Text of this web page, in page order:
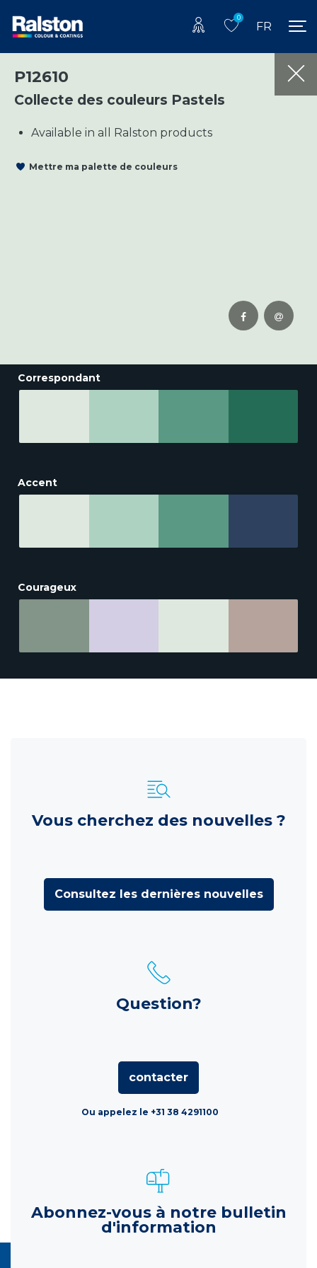
0
FR
P12610
Collecte des couleurs Pastels
Available in all Ralston products
Mettre ma palette de couleurs
Correspondant
Accent
Courageux
Vous cherchez des nouvelles ?
Consultez les dernières nouvelles
Question?
contacter
Ou appelez le +31 38 4291100
Abonnez-vous à notre bulletin
d'information